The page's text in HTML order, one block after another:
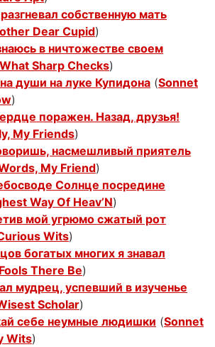
собственную мать
Dear Cupid)
в ничтожестве своем
Sharp Checks)
души на луке Купидона (Sonnet
)
поражен. Назад, друзья!
My Friends)
насмешливый приятель
My Friend)
Солнце посредине
Way Of Heav’N)
мой угрюмо сжатый рот
Wits)
богатых многих я знавал
There Be)
мудрец, успевший в изученье
Scholar)
себе неумные людишки (Sonnet
Wits)